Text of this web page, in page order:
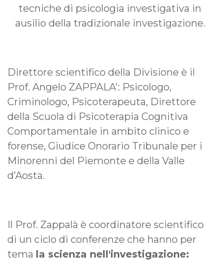
tecniche di psicologia investigativa in
ausilio della tradizionale investigazione.
Direttore scientifico della Divisione è il
Prof. Angelo ZAPPALA': Psicologo,
Criminologo, Psicoterapeuta, Direttore
della Scuola di Psicoterapia Cognitiva
Comportamentale in ambito clinico e
forense, Giudice Onorario Tribunale per i
Minorenni del Piemonte e della Valle
d’Aosta.
Il Prof. Zappalà è coordinatore scientifico
di un ciclo di conferenze che hanno per
tema la scienza nell'investigazione: